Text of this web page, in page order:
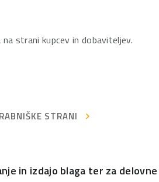
strani kupcev in dobaviteljev.
STRANI
in izdajo blaga ter za